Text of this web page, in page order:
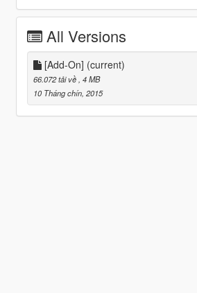
All Versions
[Add-On] (current)
66.072 tải về , 4 MB
10 Tháng chín, 2015